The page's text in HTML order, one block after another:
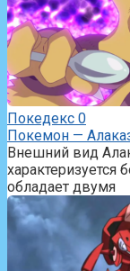
Покедекс 0
Покемон —
Внешний вид
обладает двумя